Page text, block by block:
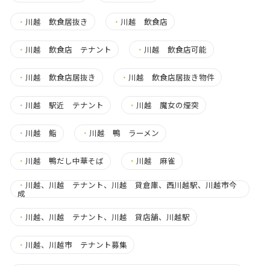
・ 川越 飲食居抜き ・ 川越 飲食店
・ 川越 飲食店 テナント ・ 川越 飲食店可能
・ 川越 飲食店居抜き ・ 川越 飲食店居抜き物件
・ 川越 駅近 テナント ・ 川越 魔女の煙突
・ 川越 鮨 ・ 川越 鴨 ラーメン
・ 川越 鴨だし中華そば ・ 川越 麻雀
・ 川越、川越 テナント、川越 貸倉庫、西川越駅、川越市今
成
・ 川越、川越 テナント、川越 貸店舗、川越駅
・ 川越、川越市 テナント募集